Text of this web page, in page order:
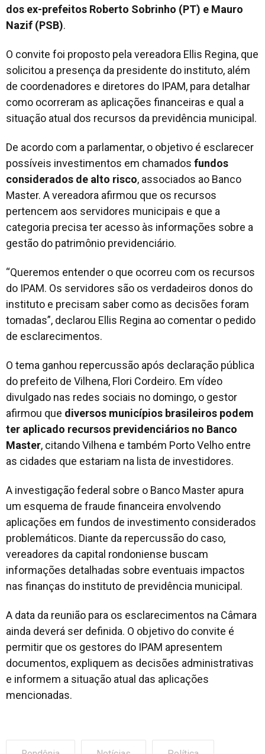
dos ex-prefeitos Roberto Sobrinho (PT) e Mauro
Nazif (PSB).
O convite foi proposto pela vereadora Ellis Regina, que
solicitou a presença da presidente do instituto, além
de coordenadores e diretores do IPAM, para detalhar
como ocorreram as aplicações financeiras e qual a
situação atual dos recursos da previdência municipal.
De acordo com a parlamentar, o objetivo é esclarecer
possíveis investimentos em chamados fundos
considerados de alto risco, associados ao Banco
Master. A vereadora afirmou que os recursos
pertencem aos servidores municipais e que a
categoria precisa ter acesso às informações sobre a
gestão do patrimônio previdenciário.
“Queremos entender o que ocorreu com os recursos
do IPAM. Os servidores são os verdadeiros donos do
instituto e precisam saber como as decisões foram
tomadas”, declarou Ellis Regina ao comentar o pedido
de esclarecimentos.
O tema ganhou repercussão após declaração pública
do prefeito de Vilhena, Flori Cordeiro. Em vídeo
divulgado nas redes sociais no domingo, o gestor
afirmou que diversos municípios brasileiros podem
ter aplicado recursos previdenciários no Banco
Master, citando Vilhena e também Porto Velho entre
as cidades que estariam na lista de investidores.
A investigação federal sobre o Banco Master apura
um esquema de fraude financeira envolvendo
aplicações em fundos de investimento considerados
problemáticos. Diante da repercussão do caso,
vereadores da capital rondoniense buscam
informações detalhadas sobre eventuais impactos
nas finanças do instituto de previdência municipal.
A data da reunião para os esclarecimentos na Câmara
ainda deverá ser definida. O objetivo do convite é
permitir que os gestores do IPAM apresentem
documentos, expliquem as decisões administrativas
e informem a situação atual das aplicações
mencionadas.